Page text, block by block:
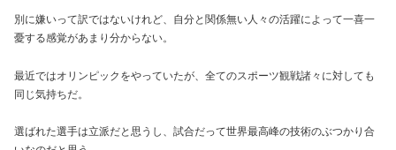
別に嫌いって訳ではないけれど、自分と関係無い人々の活躍によって一喜一
憂する感覚があまり分からない。
最近ではオリンピックをやっていたが、全てのスポーツ観戦諸々に対しても
同じ気持ちだ。
選ばれた選手は立派だと思うし、試合だって世界最高峰の技術のぶつかり合